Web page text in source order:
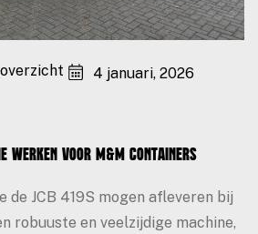
4 januari, 2026
werken voor M&M Containers
JCB 419S mogen afleveren bij
robuuste en veelzijdige machine,